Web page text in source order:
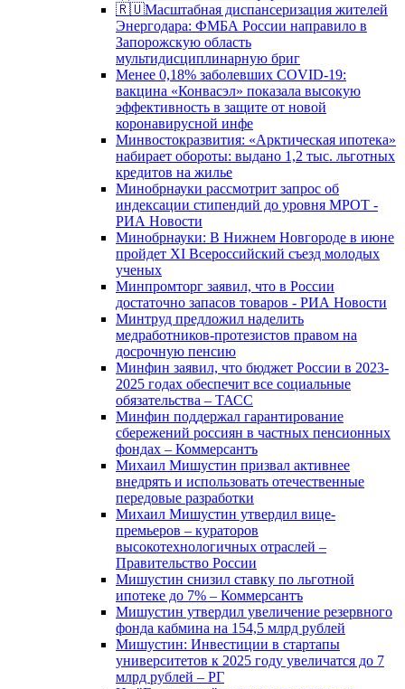
🇷🇺Масштабная диспансеризация жителей
Энергодара: ФМБА России направило в
Запорожскую область
мультидисциплинарную бриг
Менее 0,18% заболевших COVID-19:
вакцина «Конвасэл» показала высокую
эффективность в защите от новой
коронавирусной инфе
Минвостокразвития: «Арктическая ипотека»
набирает обороты: выдано 1,2 тыс. льготных
кредитов на жилье
Минобрнауки рассмотрит запрос об
индексации стипендий до уровня МРОТ -
РИА Новости
Минобрнауки: В Нижнем Новгороде в июне
пройдет XI Всероссийский съезд молодых
ученых
Минпромторг заявил, что в России
достаточно запасов товаров - РИА Новости
Минтруд предложил наделить
медработников-протезистов правом на
досрочную пенсию
Минфин заявил, что бюджет России в 2023-
2025 годах обеспечит все социальные
обязательства – ТАСС
Минфин поддержал гарантирование
сбережений россиян в частных пенсионных
фондах – Коммерсантъ
Михаил Мишустин призвал активнее
внедрять и использовать отечественные
передовые разработки
Михаил Мишустин утвердил вице-
премьеров – кураторов
высокотехнологичных отраслей –
Правительство России
Мишустин снизил ставку по льготной
ипотеке до 7% – Коммерсантъ
Мишустин утвердил увеличение резервного
фонда кабмина на 154,5 млрд рублей
Мишустин: Инвестиции в стартапы
университетов к 2025 году увеличатся до 7
млрд рублей – РГ